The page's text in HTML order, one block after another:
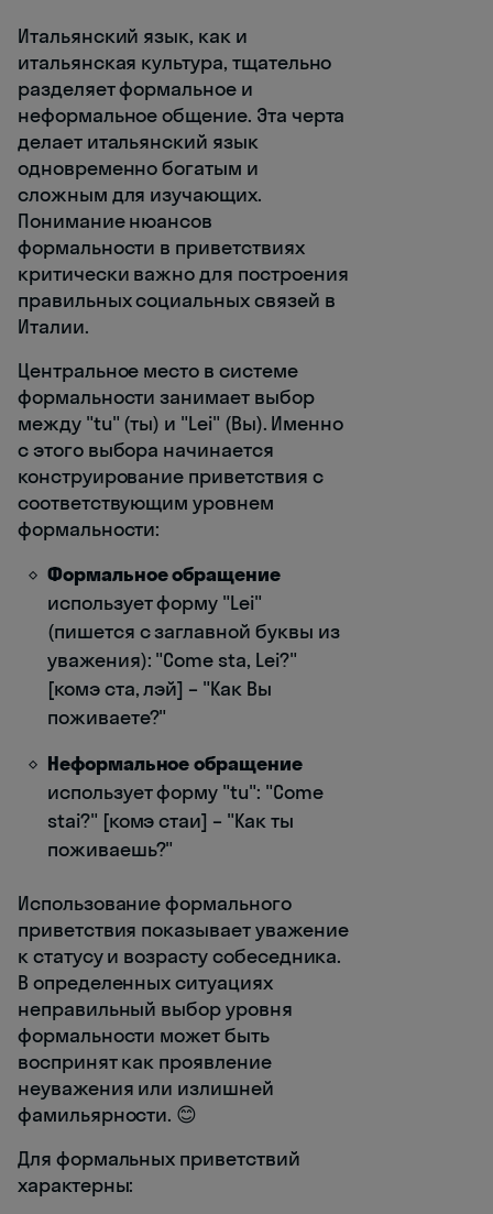
Итальянский язык, как и
итальянская культура, тщательно
разделяет формальное и
неформальное общение. Эта черта
делает итальянский язык
одновременно богатым и
сложным для изучающих.
Понимание нюансов
формальности в приветствиях
критически важно для построения
правильных социальных связей в
Италии.
Центральное место в системе
формальности занимает выбор
между "tu" (ты) и "Lei" (Вы). Именно
с этого выбора начинается
конструирование приветствия с
соответствующим уровнем
формальности:
Формальное обращение
использует форму "Lei"
(пишется с заглавной буквы из
уважения): "Come sta, Lei?"
[комэ ста, лэй] – "Как Вы
поживаете?"
Неформальное обращение
использует форму "tu": "Come
stai?" [комэ стаи] – "Как ты
поживаешь?"
Использование формального
приветствия показывает уважение
к статусу и возрасту собеседника.
В определенных ситуациях
неправильный выбор уровня
формальности может быть
воспринят как проявление
неуважения или излишней
фамильярности. 😊
Для формальных приветствий
характерны: